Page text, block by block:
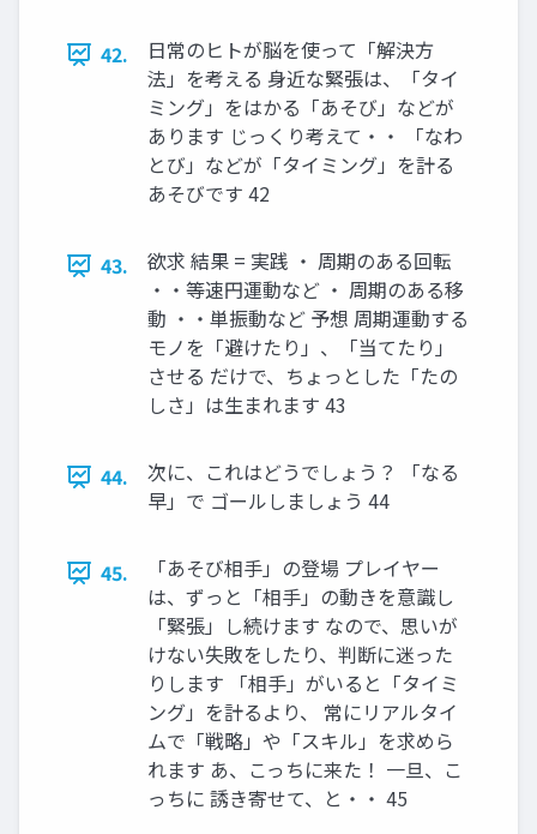
42.
日常のヒトが脳を使って「解決方
法」を考える 身近な緊張は、「タイ
ミング」をはかる「あそび」などが
あります じっくり考えて・・ 「なわ
とび」などが「タイミング」を計る
あそびです 42
43.
欲求 結果 = 実践 ・ 周期のある回転
・・等速円運動など ・ 周期のある移
動 ・・単振動など 予想 周期運動する
モノを「避けたり」、「当てたり」
させる だけで、ちょっとした「たの
しさ」は生まれます 43
44.
次に、これはどうでしょう？ 「なる
早」で ゴールしましょう 44
45.
「あそび相手」の登場 プレイヤー
は、ずっと「相手」の動きを意識し
「緊張」し続けます なので、思いが
けない失敗をしたり、判断に迷った
りします 「相手」がいると「タイミ
ング」を計るより、 常にリアルタイ
ムで「戦略」や「スキル」を求めら
れます あ、こっちに来た！ 一旦、こ
っちに 誘き寄せて、と・・ 45